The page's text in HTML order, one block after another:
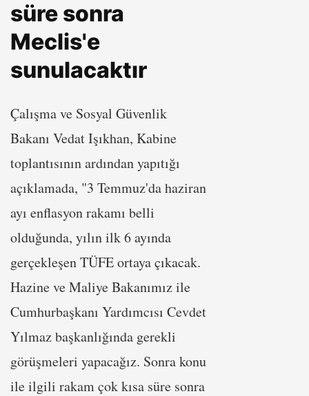
süre sonra
Meclis'e
sunulacaktır
Çalışma ve Sosyal Güvenlik
Bakanı Vedat Işıkhan, Kabine
toplantısının ardından yapıtığı
açıklamada, "3 Temmuz'da haziran
ayı enflasyon rakamı belli
olduğunda, yılın ilk 6 ayında
gerçekleşen TÜFE ortaya çıkacak.
Hazine ve Maliye Bakanımız ile
Cumhurbaşkanı Yardımcısı Cevdet
Yılmaz başkanlığında gerekli
görüşmeleri yapacağız. Sonra konu
ile ilgili rakam çok kısa süre sonra